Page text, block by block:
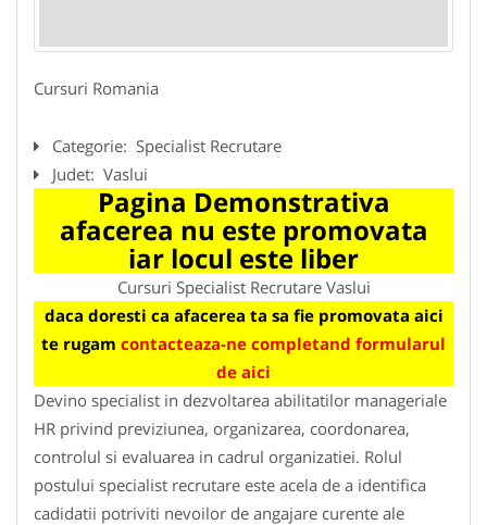
Cursuri Romania
Categorie: Specialist Recrutare
Judet: Vaslui
Pagina Demonstrativa
afacerea nu este promovata
iar locul este liber
Cursuri Specialist Recrutare Vaslui
daca doresti ca afacerea ta sa fie promovata aici
te rugam contacteaza-ne completand formularul
de aici
Devino specialist in dezvoltarea abilitatilor manageriale
HR privind previziunea, organizarea, coordonarea,
controlul si evaluarea in cadrul organizatiei. Rolul
postului specialist recrutare este acela de a identifica
cadidatii potriviti nevoilor de angajare curente ale